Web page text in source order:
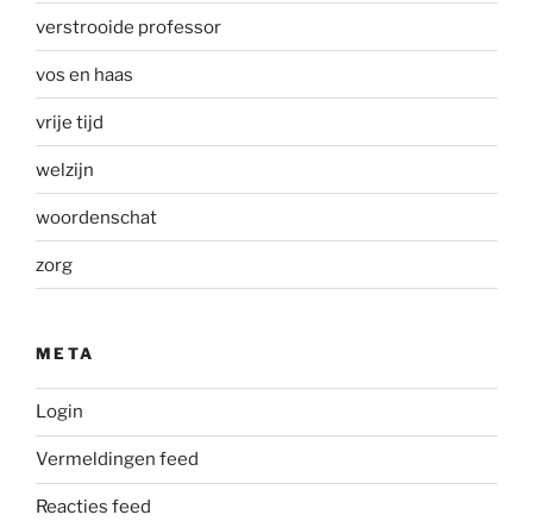
verstrooide professor
vos en haas
vrije tijd
welzijn
woordenschat
zorg
META
Login
Vermeldingen feed
Reacties feed